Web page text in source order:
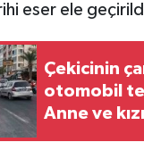
eser ele
Çekicinin
otomobil
Anne ve